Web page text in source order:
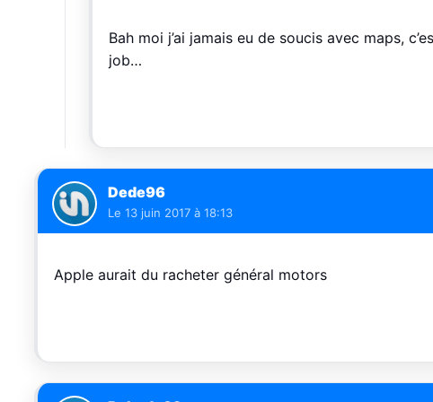
Bah moi j’ai jamais eu de soucis avec maps,
job…
Dede96
Le 13 juin 2017 à 18:13
Apple aurait du racheter général motors